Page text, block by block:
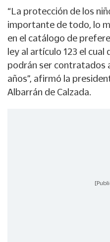
“La protección de los
importante de todo, lo
en el catálogo de
ley al artículo 123 el cual
podrán ser contratados
años”, afirmó la
Albarrán de Calzada.